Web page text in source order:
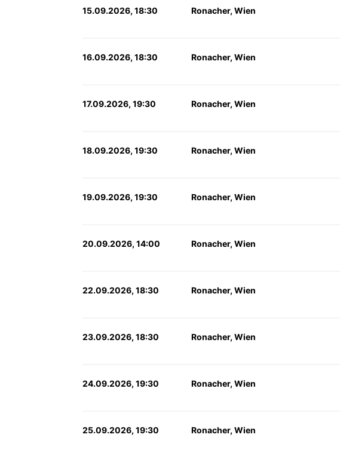
15.09.2026, 18:30 Ronacher, Wien
16.09.2026, 18:30 Ronacher, Wien
17.09.2026, 19:30 Ronacher, Wien
18.09.2026, 19:30 Ronacher, Wien
19.09.2026, 19:30 Ronacher, Wien
20.09.2026, 14:00 Ronacher, Wien
22.09.2026, 18:30 Ronacher, Wien
23.09.2026, 18:30 Ronacher, Wien
24.09.2026, 19:30 Ronacher, Wien
25.09.2026, 19:30 Ronacher, Wien